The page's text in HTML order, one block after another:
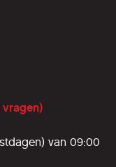
vragen)
van 09:00